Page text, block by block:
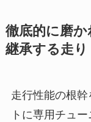
徹底的に磨
継承する走り
走行性能の根
トに専用チュ